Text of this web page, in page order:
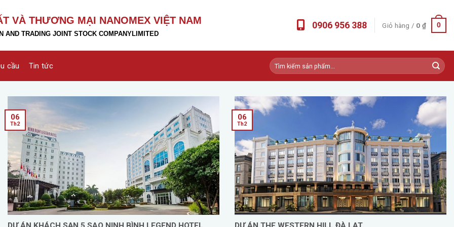
VÀ THƯƠNG MẠI NANOMEX VIỆT NAM
AND TRADING JOINT STOCK COMPANYLIMITED
0906 956 388 Giỏ hàng / 0 ₫ 0
cầu Tin tức
Tìm
kiếm:
06
Th2
06
Th2